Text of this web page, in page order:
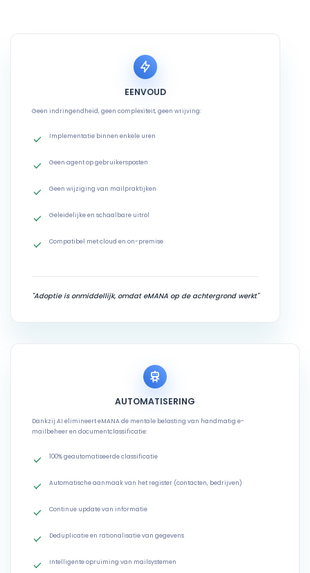
EENVOUD
Geen indringendheid, geen complexiteit, geen wrijving:
Implementatie binnen enkele uren
Geen agent op gebruikersposten
Geen wijziging van mailpraktijken
Geleidelijke en schaalbare uitrol
Compatibel met cloud en on-premise
"Adoptie is onmiddellijk, omdat eMANA op de achtergrond werkt"
AUTOMATISERING
Dankzij AI elimineert eMANA de mentale belasting van handmatig e-
mailbeheer en documentclassificatie:
100% geautomatiseerde classificatie
Automatische aanmaak van het register (contacten, bedrijven)
Continue update van informatie
Deduplicatie en rationalisatie van gegevens
Intelligente opruiming van mailsystemen